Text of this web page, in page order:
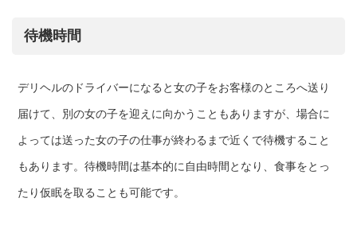
待機時間
デリヘルのドライバーになると女の子をお客様のところへ送り
届けて、別の女の子を迎えに向かうこともありますが、場合に
よっては送った女の子の仕事が終わるまで近くで待機すること
もあります。待機時間は基本的に自由時間となり、食事をとっ
たり仮眠を取ることも可能です。